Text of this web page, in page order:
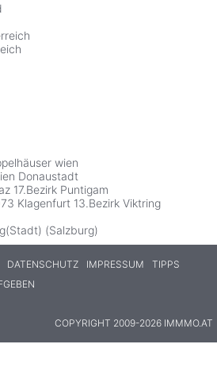
wien
Donaustadt
17.Bezirk Puntigam
Klagenfurt 13.Bezirk Viktring
(Salzburg)
DATENSCHUTZ IMPRESSUM
TIPPS
COPYRIGHT 2009-2026 IMMMO.AT